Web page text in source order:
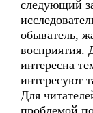
следующий
обыватель,
восприятия.
интересна
интересуют
Для
проблемой